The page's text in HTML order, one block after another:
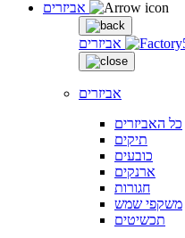
אביזרים
אביזרים
כל האביזרים
תיקים
כובעים
ארנקים
חגורות
משקפי שמש
תכשיטים